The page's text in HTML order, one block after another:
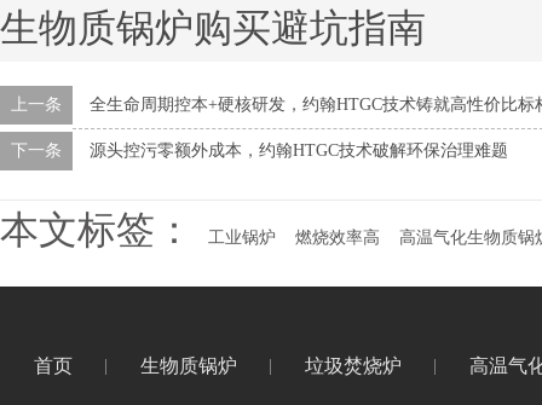
生物质锅炉购买避坑指南
上一条 全生命周期控本+硬核研发，约翰HTGC技术铸就高性价比标
下一条 源头控污零额外成本，约翰HTGC技术破解环保治理难题
本文标签： 工业锅炉 燃烧效率高 高温气化生物质锅
首页 生物质锅炉 垃圾焚烧炉 高温气